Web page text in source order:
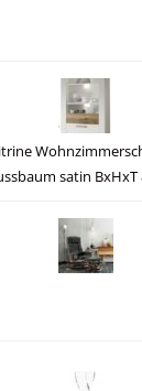
satin BxHxT